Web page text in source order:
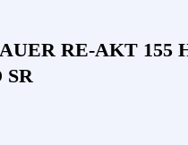
RE-AKT 155
SR